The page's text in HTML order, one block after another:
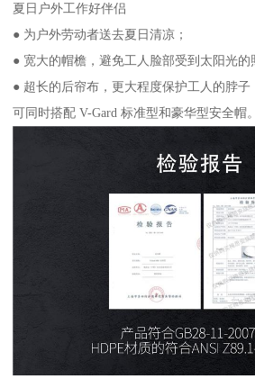
夏日户外工作好伴侣
● 为户外劳动者送去夏日清凉；
● 宽大的帽檐，避免工人脸部受到太阳光的
● 超长的后帘布，更大程度保护工人的脖子
可同时搭配 V-Gard 标准型和豪华型安全帽。